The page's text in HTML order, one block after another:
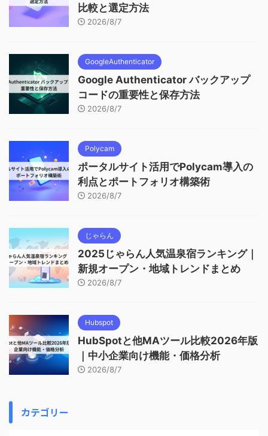
比較と選定方法
2026/8/7
GoogleAuthenticator
Google Authenticator バックアップ
コードの重要性と保存方法
2026/8/7
Polycam
ポータルサイト活用でPolycam導入の
利点とポートフォリオ構築術
2026/8/7
じゃらん
2025じゃらん人気温泉宿ランキング｜
新規オープン・地域トレンドまとめ
2026/8/7
Hubspot
HubSpotと他MAツール比較2026年版
｜中小企業向け機能・価格分析
2026/8/7
カテゴリー